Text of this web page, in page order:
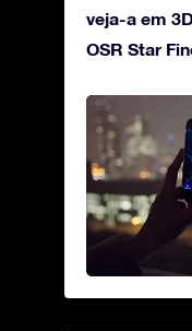
veja-a em
OSR Star